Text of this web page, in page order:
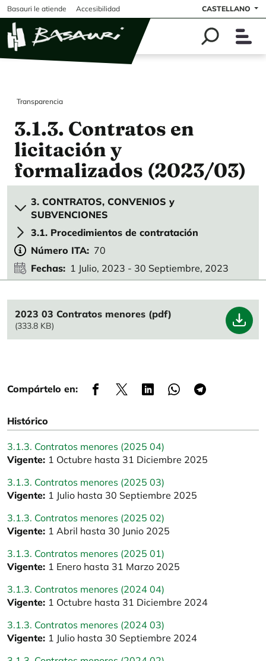
Pasar al contenido principal
Basauri le atiende Accesibilidad CASTELLANO
Transparencia
3.1.3. Contratos en
licitación y
formalizados (2023/03)
3. CONTRATOS, CONVENIOS y
SUBVENCIONES
3.1. Procedimientos de contratación
Número ITA
70
Fechas
1 Julio, 2023 - 30 Septiembre, 2023
File
2023 03 Contratos menores (pdf)
(333.8 KB)
Compártelo en:
Histórico
3.1.3. Contratos menores (2025 04)
Vigente: 1 Octubre hasta 31 Diciembre 2025
3.1.3. Contratos menores (2025 03)
Vigente: 1 Julio hasta 30 Septiembre 2025
3.1.3. Contratos menores (2025 02)
Vigente: 1 Abril hasta 30 Junio 2025
3.1.3. Contratos menores (2025 01)
Vigente: 1 Enero hasta 31 Marzo 2025
3.1.3. Contratos menores (2024 04)
Vigente: 1 Octubre hasta 31 Diciembre 2024
3.1.3. Contratos menores (2024 03)
Vigente: 1 Julio hasta 30 Septiembre 2024